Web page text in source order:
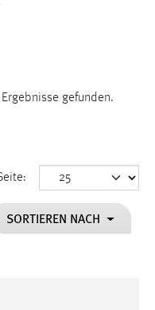
gefunden.
SORTIEREN NACH
Funktion der
Einverständnis-